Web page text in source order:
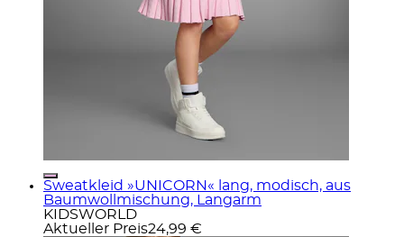
Sweatkleid »UNICORN« lang, modisch, aus
Baumwollmischung, Langarm
KIDSWORLD
Aktueller Preis24,99 €